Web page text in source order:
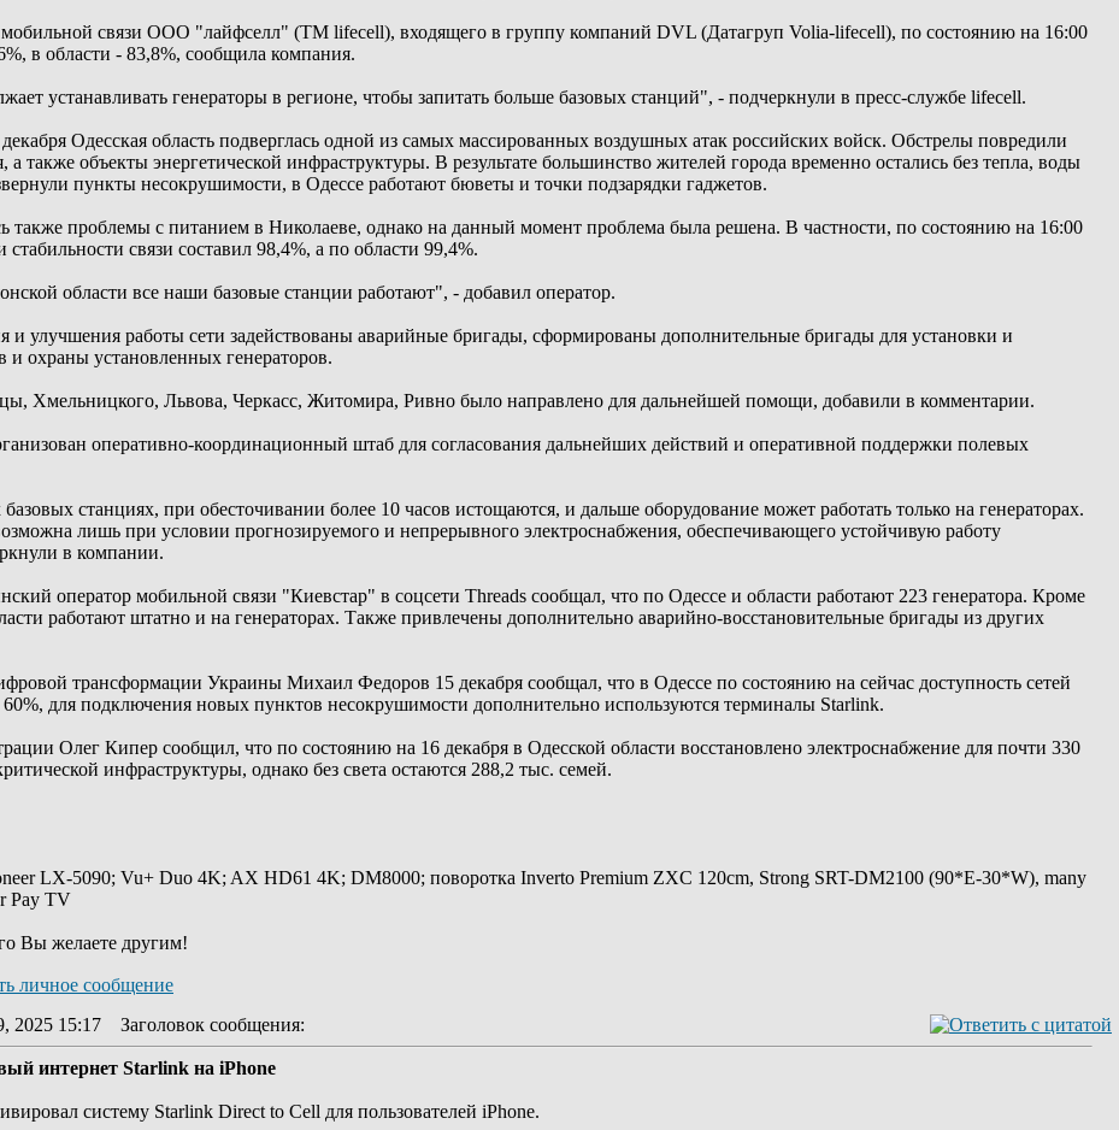
мобильной связи ООО "лайфселл" (ТМ lifecell), входящего в группу компаний DVL (Датагруп Volia-lifecell), по состоянию на 16:00
в области - 83,8%, сообщила компания.
устанавливать генераторы в регионе, чтобы запитать больше базовых станций", - подчеркнули в пресс-службе lifecell.
Одесская область подверглась одной из самых массированных воздушных атак российских войск. Обстрелы повредили
также объекты энергетической инфраструктуры. В результате большинство жителей города временно остались без тепла, воды
пункты несокрушимости, в Одессе работают бюветы и точки подзарядки гаджетов.
также проблемы с питанием в Николаеве, однако на данный момент проблема была решена. В частности, по состоянию на 16:00
связи составил 98,4%, а по области 99,4%.
области все наши базовые станции работают", - добавил оператор.
и улучшения работы сети задействованы аварийные бригады, сформированы дополнительные бригады для установки и
и охраны установленных генераторов.
Хмельницкого, Львова, Черкасс, Житомира, Ривно было направлено для дальнейшей помощи, добавили в комментарии.
оперативно-координационный штаб для согласования дальнейших действий и оперативной поддержки полевых
станциях, при обесточивании более 10 часов истощаются, и дальше оборудование может работать только на генераторах.
лишь при условии прогнозируемого и непрерывного электроснабжения, обеспечивающего устойчивую работу
в компании.
оператор мобильной связи "Киевстар" в соцсети Threads сообщал, что по Одессе и области работают 223 генератора. Кроме
работают штатно и на генераторах. Также привлечены дополнительно аварийно-восстановительные бригады из других
трансформации Украины Михаил Федоров 15 декабря сообщал, что в Одессе по состоянию на сейчас доступность сетей
60%, для подключения новых пунктов несокрушимости дополнительно используются терминалы Starlink.
Олег Кипер сообщил, что по состоянию на 16 декабря в Одесской области восстановлено электроснабжение для почти 330
инфраструктуры, однако без света остаются 288,2 тыс. семей.
LX-5090; Vu+ Duo 4K; AX HD61 4K; DM8000; поворотка Inverto Premium ZXC 120cm, Strong SRT-DM2100 (90*E-30*W), many
Pay TV
Вы желаете другим!
2025 15:17 Заголовок сообщения:
интернет Starlink на iPhone
систему Starlink Direct to Cell для пользователей iPhone.